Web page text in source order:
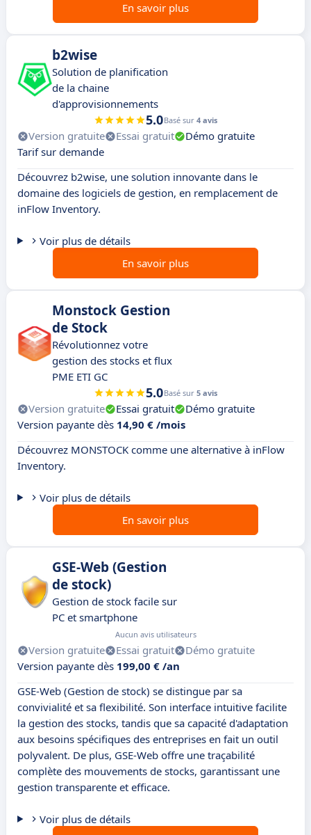
En savoir plus
b2wise
Solution de planification
de la chaine
d'approvisionnements
5.0Basé sur 4 avis
Version gratuite Essai gratuit
Démo gratuite
Tarif sur demande
Découvrez b2wise, une solution innovante dans le
domaine des logiciels de gestion, en remplacement de
inFlow Inventory.
Voir plus de détails
En savoir plus
Monstock Gestion
de Stock
Révolutionnez votre
gestion des stocks et flux
PME ETI GC
5.0Basé sur 5 avis
Version gratuite Essai gratuit
Démo gratuite
Version payante dès 14,90 € /mois
Découvrez MONSTOCK comme une alternative à inFlow
Inventory.
Voir plus de détails
En savoir plus
GSE-Web (Gestion
de stock)
Gestion de stock facile sur
PC et smartphone
Aucun avis utilisateurs
Version gratuite Essai gratuit
Démo gratuite
Version payante dès 199,00 € /an
GSE-Web (Gestion de stock) se distingue par sa
convivialité et sa flexibilité. Son interface intuitive facilite
la gestion des stocks, tandis que sa capacité d'adaptation
aux besoins spécifiques des entreprises en fait un outil
polyvalent. De plus, GSE-Web offre une traçabilité
complète des mouvements de stocks, garantissant une
gestion transparente et efficace.
Voir plus de détails